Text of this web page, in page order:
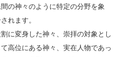
の神々のように特定の分野を象
れます。
に変身した神々、崇拝の対象とし
高位にある神々、実在人物であっ